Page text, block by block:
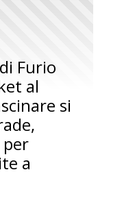
Furio
al
si
a